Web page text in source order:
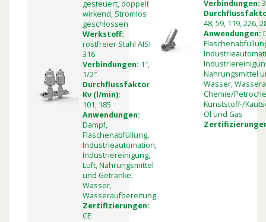
gesteuert, doppelt
wirkend, Stromlos
geschlossen
Werkstoff:
rostfreier Stahl AISI
316
Verbindungen: 1″,
1/2″
Durchflussfaktor
Kv (l/min):
101, 185
Anwendungen:
Dampf,
Flaschenabfüllung,
Industrieautomation,
Industriereinigung,
Luft, Nahrungsmittel
und Getränke,
Wasser,
Wasseraufbereitung
Zertifizierungen:
CE
Verbindungen:
48, 59, 119, 226,
Anwendungen:
Nahrungsmittel
Wasser,
Chemie/
Kunststoff-/
Öl und Gas